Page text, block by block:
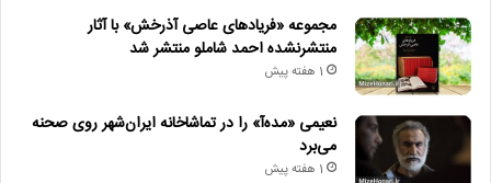
مجموعه «فریادهای عاصی آذرخش» با آثار
منتشرنشده احمد شاملو منتشر شد
1 هفته پیش
نعیمی «مده‌آ» را در تماشاخانه ایران‌شهر روی صحنه
می‌برد
1 هفته پیش